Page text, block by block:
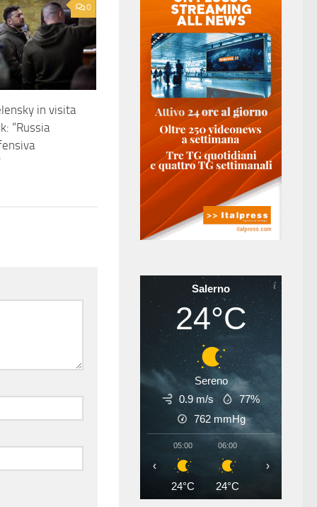
0
in visita
“Russia
Salerno
24°C
Sereno
0.9 m/s
77%
762 mmHg
05:00
24°C
06:00
24°C
‹ ›